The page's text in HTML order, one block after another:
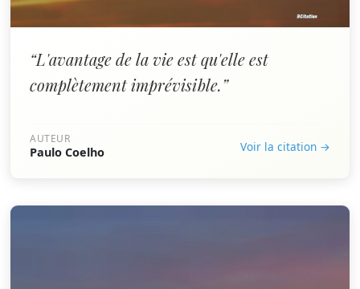
“L'avantage de la vie est qu'elle est
complètement imprévisible.”
AUTEUR
Paulo Coelho Voir la citation →